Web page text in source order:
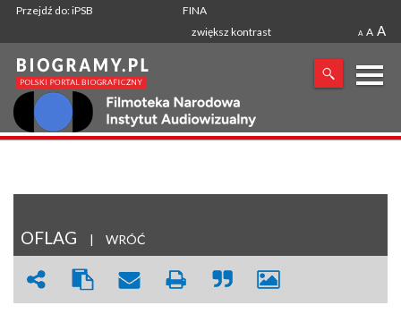
Przejdź do: iPSB
FINA
zwiększ kontrast
A A A
X
OFLAG | WRÓĆ